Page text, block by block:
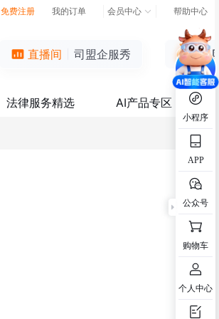
免费注册 我的订单 会员中心 帮助中心
小程序
APP
公众号
购物车
个人中心
直播间 司盟企服秀
法律服务精选 AI产品专区